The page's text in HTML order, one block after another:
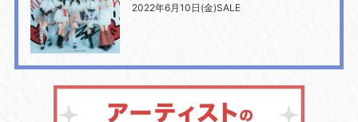
2022年6月10日(金)SALE